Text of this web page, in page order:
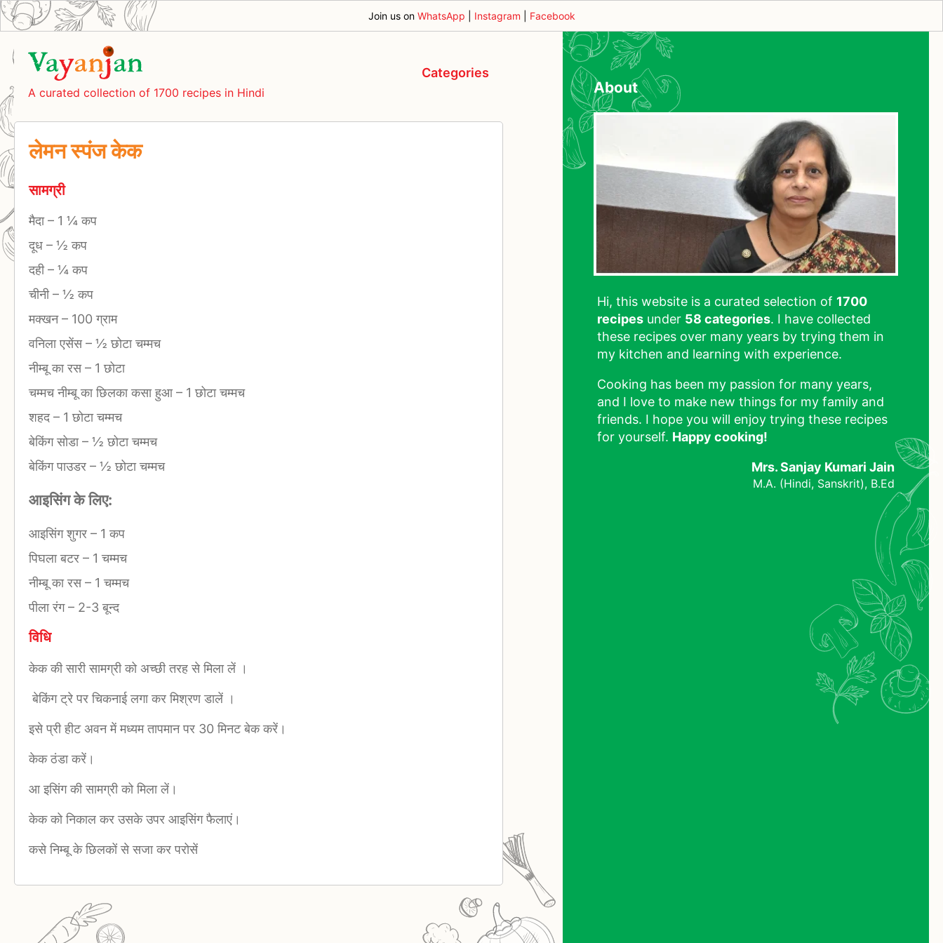
Join us on WhatsApp Instagram Facebook
A curated collection of 1700 recipes in Hindi
Categories
लेमन स्पंज केक
सामग्री
मैदा– 1 ¼ कप
दूध – ½ कप
दही– ¼ कप
चीनी– ½ कप
मक्खन– 100 ग्राम
वनिला एसेंस– ½ छोटा चम्मच
नीम्बू का रस– 1 छोटा
चम्मच नीम्बू का छिलका कसा हुआ – 1 छोटा चम्मच
शहद– 1 छोटा चम्मच
बेकिंग सोडा– ½ छोटा चम्मच
बेकिंग पाउडर – ½ छोटा चम्मच
आइसिंग के लिए:
आइसिंग शुगर – 1 कप
पिघला बटर – 1 चम्मच
नीम्बू का रस– 1 चम्मच
पीला रंग– 2-3 बून्द
विधि
केक की सारी सामग्री को अच्छी तरह से मिला लें ।
बेकिंग ट्रे पर चिकनाई लगा कर मिश्रण डालें ।
इसे प्री हीट अवन में मध्यम तापमान पर 30 मिनट बेक करें।
केक ठंडा करें।
आ इसिंग की सामग्री को मिला लें।
केक को निकाल कर उसके उपर आइसिंग फैलाएं।
कसे निम्बू के छिलकों से सजा कर परोसें
About
Hi, this website is a curated selection of 1700
recipes under 58 categories. I have collected
these recipes over many years by trying them in
my kitchen and learning with experience.
Cooking has been my passion for many years,
and I love to make new things for my family and
friends. I hope you will enjoy trying these recipes
for yourself. Happy cooking!
Mrs. Sanjay Kumari Jain
M.A. (Hindi, Sanskrit), B.Ed